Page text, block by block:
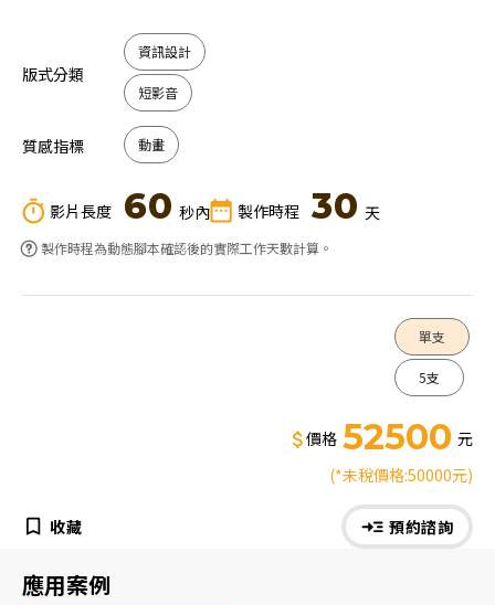
版式分類
資訊設計
短影音
質感指標 動畫
影片長度 60 秒內 製作時程 30 天
製作時程為動態腳本確認後的實際工作天數計算。
應用案例
單支
5支
價格 52500 元
(*未稅價格:50000元)
收藏 預約諮詢